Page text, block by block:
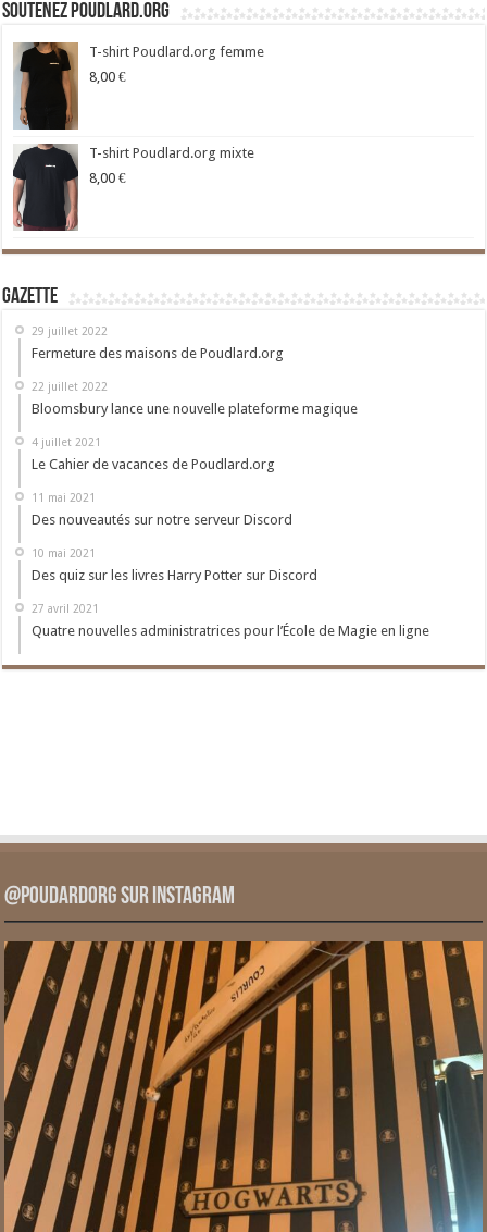
Soutenez Poudlard.org
T-shirt Poudlard.org femme
8,00 €
T-shirt Poudlard.org mixte
8,00 €
Gazette
29 juillet 2022
Fermeture des maisons de Poudlard.org
22 juillet 2022
Bloomsbury lance une nouvelle plateforme magique
4 juillet 2021
Le Cahier de vacances de Poudlard.org
11 mai 2021
Des nouveautés sur notre serveur Discord
10 mai 2021
Des quiz sur les livres Harry Potter sur Discord
27 avril 2021
Quatre nouvelles administratrices pour l’École de Magie en ligne
@PoudardOrg sur Instagram